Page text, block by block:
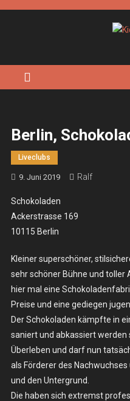
Berlin,
Liveclubs
9. Juni 2019 Ralf
Schokoladen
Ackerstrasse 169
10115 Berlin
Kleiner superschöner,
sehr schöner Bühne und toller
hier mal eine
Preise und eine gediegen
Der Schokoladen kämpfte in
saniert und abkassiert werden
Überleben und darf nun
als Förderer des
und den Untergrund.
Die haben sich extremst